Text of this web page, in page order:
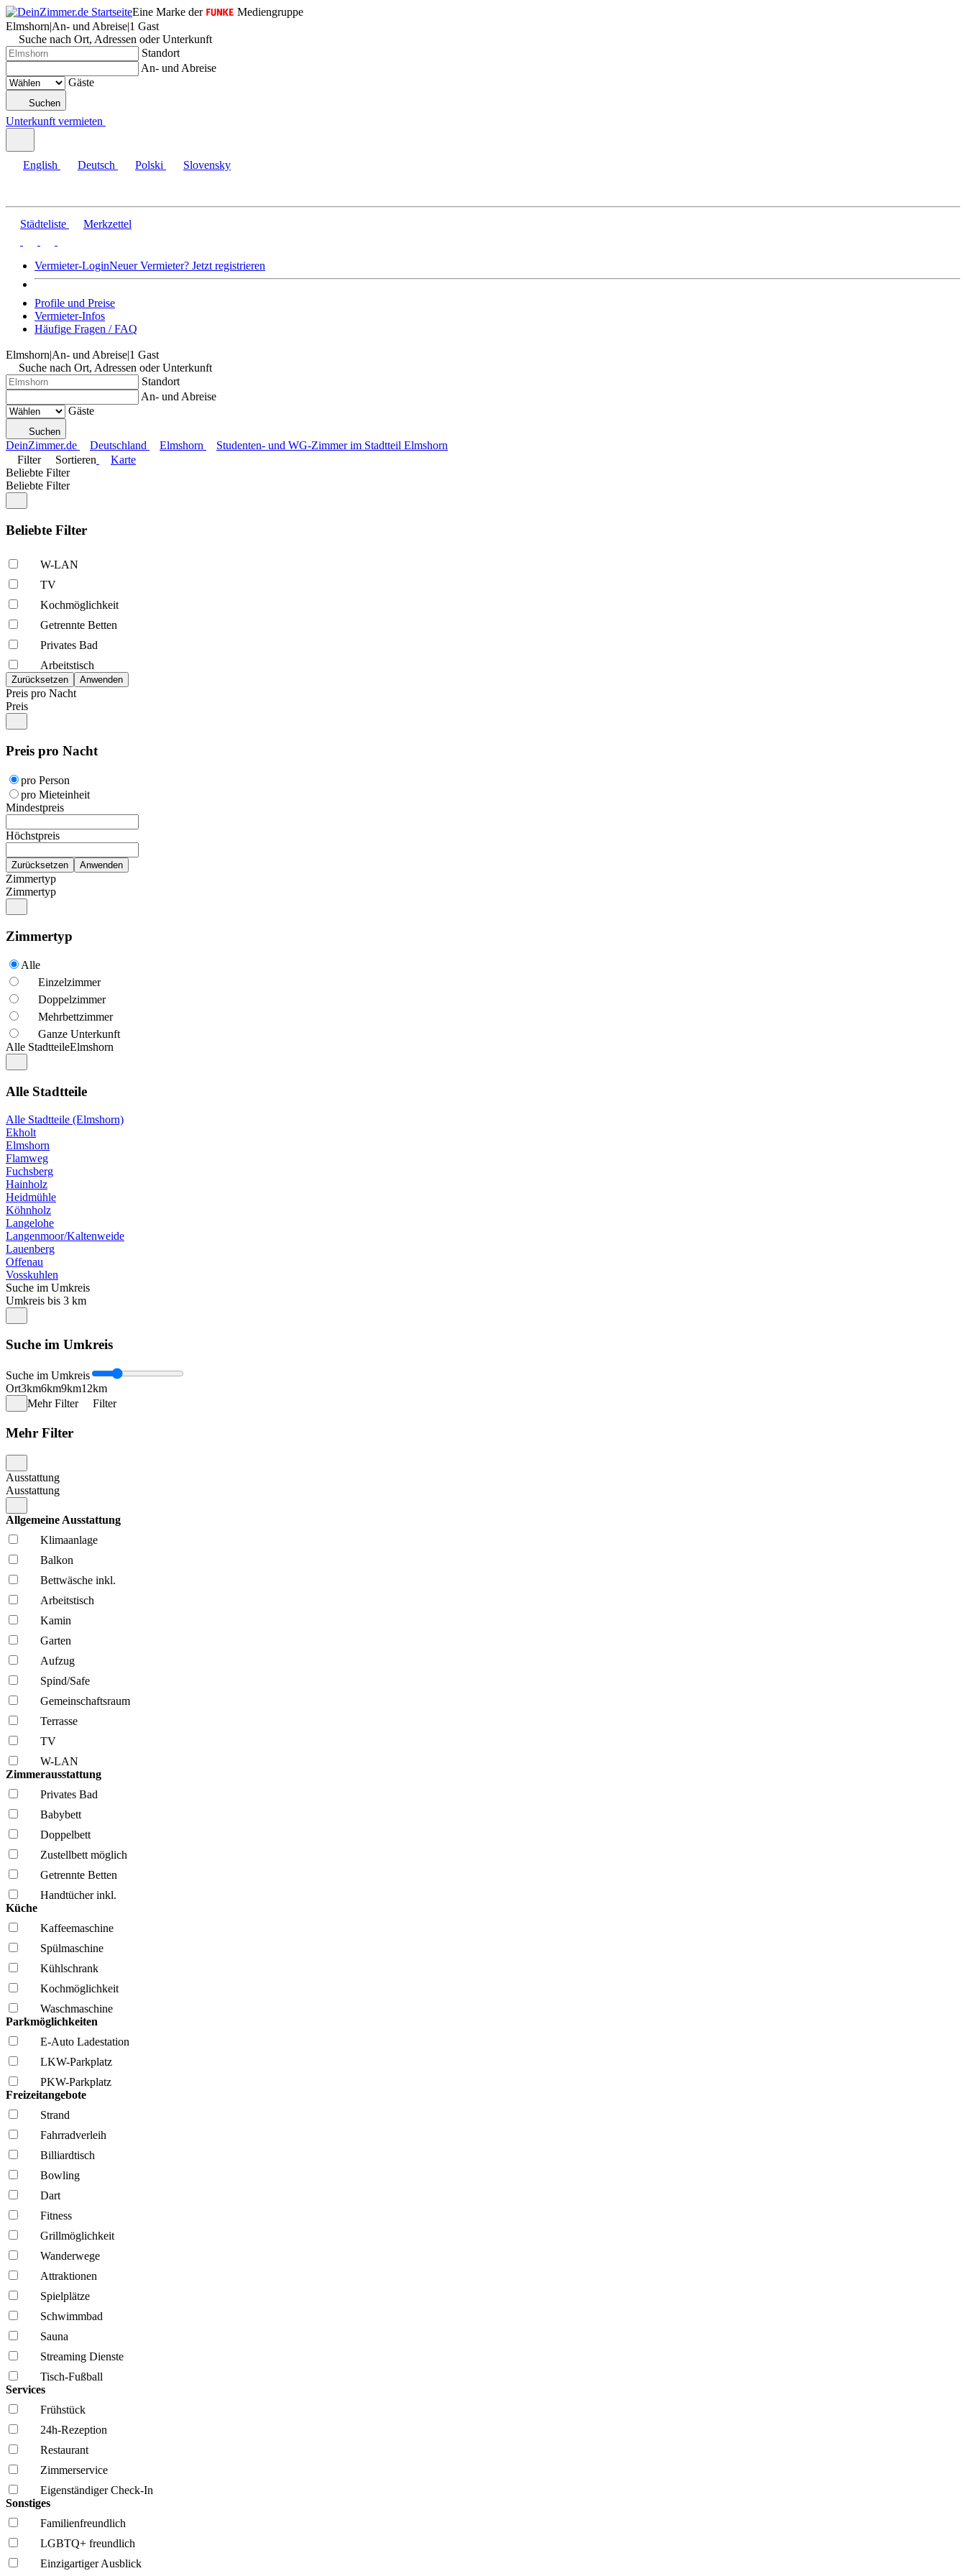
Eine Marke der
Mediengruppe
Elmshorn|An- und Abreise|1 Gast
Suche nach Ort, Adressen oder Unterkunft
Standort
An- und Abreise
Gäste
Suchen
Unterkunft vermieten
English Deutsch Polski Slovensky
Städteliste Merkzettel
Vermieter-LoginNeuer Vermieter? Jetzt registrieren
Profile und Preise
Vermieter-Infos
Häufige Fragen / FAQ
Elmshorn|An- und Abreise|1 Gast
Suche nach Ort, Adressen oder Unterkunft
Standort
An- und Abreise
Gäste
Suchen
DeinZimmer.de Deutschland Elmshorn
Studenten- und WG-Zimmer im Stadtteil Elmshorn
Filter
Sortieren
Karte
Beliebte Filter
Beliebte Filter
Beliebte Filter
W-LAN
TV
Kochmöglich­keit
Getrennte Betten
Privates Bad
Arbeitstisch
Preis pro Nacht
Preis
Preis pro Nacht
pro Person
pro Mieteinheit
Mindestpreis
Höchstpreis
Zimmertyp
Zimmertyp
Zimmertyp
Alle
Einzelzimmer
Doppelzimmer
Mehrbettzimmer
Ganze Unterkunft
Alle StadtteileElmshorn
Alle Stadtteile
Alle Stadtteile (Elmshorn)
Ekholt
Elmshorn
Flamweg
Fuchsberg
Hainholz
Heidmühle
Köhnholz
Langelohe
Langenmoor/Kaltenweide
Lauenberg
Offenau
Vosskuhlen
Suche im Umkreis
Umkreis bis 3 km
Suche im Umkreis
Suche im Umkreis
Ort3km6km9km12km
Mehr Filter
Filter
Mehr Filter
Ausstattung
Ausstattung
Allgemeine Ausstattung
Klima­anlage
Balkon
Bettwäsche inkl.
Arbeitstisch
Kamin
Garten
Aufzug
Spind/Safe
Gemeinschafts­raum
Terrasse
TV
W-LAN
Zimmerausstattung
Privates Bad
Babybett
Doppelbett
Zustellbett möglich
Getrennte Betten
Handtücher inkl.
Küche
Kaffee­maschine
Spül­maschine
Kühl­schrank
Kochmöglich­keit
Wasch­maschine
Parkmöglichkeiten
E-Auto Ladestation
LKW-Parkplatz
PKW-Parkplatz
Freizeitangebote
Strand
Fahrrad­verleih
Billiardtisch
Bowling
Dart
Fitness
Grillmöglich­keit
Wanderwege
Attraktionen
Spielplätze
Schwimmbad
Sauna
Streaming Dienste
Tisch-Fußball
Services
Frühstück
24h-Rezeption
Restaurant
Zimmerservice
Eigenständiger Check-In
Sonstiges
Familien­freundlich
LGBTQ+ freundlich
Einzigartiger Ausblick